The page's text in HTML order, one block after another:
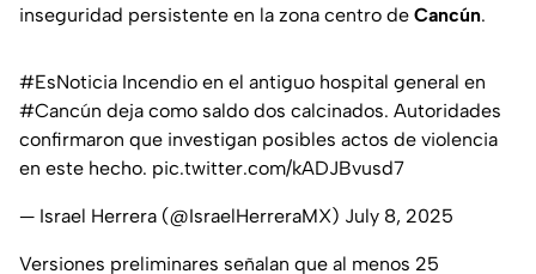
inseguridad persistente en la zona centro de Cancún.
#EsNoticia Incendio en el antiguo hospital general en
#Cancún deja como saldo dos calcinados. Autoridades
confirmaron que investigan posibles actos de violencia
en este hecho. pic.twitter.com/kADJBvusd7
— Israel Herrera (@IsraelHerreraMX) July 8, 2025
Versiones preliminares señalan que al menos 25